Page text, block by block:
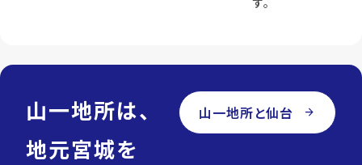
山一地所は、
地元宮城を
山一地所と仙台 arrow_forward